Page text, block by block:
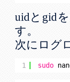
uidとgid
す。
次にログ
1 sudo